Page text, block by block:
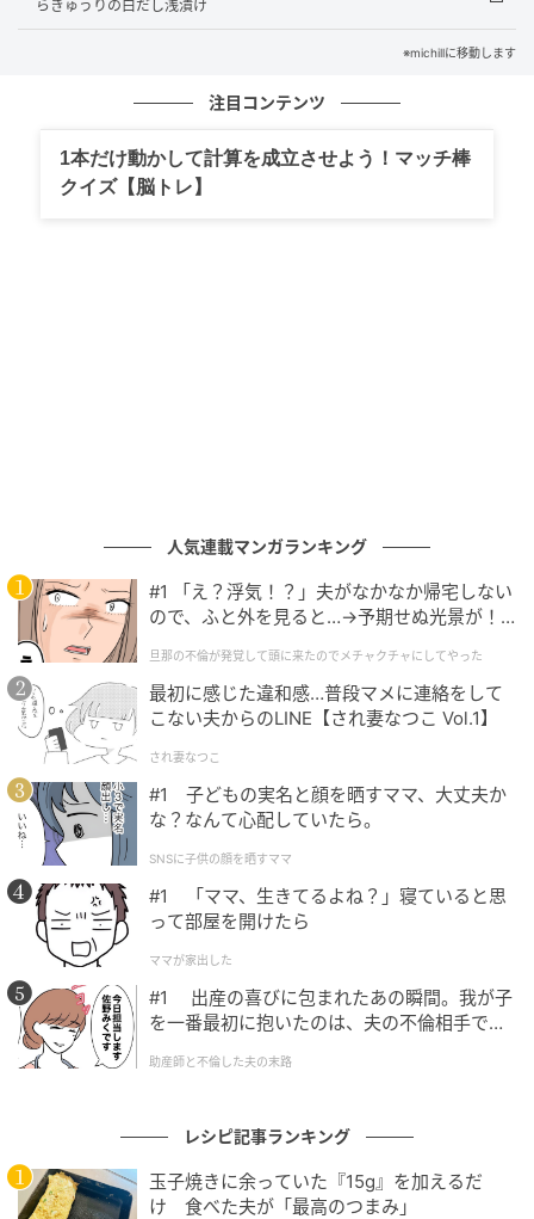
意識すると、毎日の食卓が楽しくなります。
今回ご紹介する『叩ききゅうりの塩昆布和え』は、叩
だけで完成するお助けレシピです。
ごま油 大さじ1
白いりごま 小さじ1
叩ききゅうりの塩昆布和えの作り方
① きゅうりは両端を落とし、板ずりをしてさっと洗い
流します。
らきゅうりの白だし浅漬け
※michillに移動します
注目コンテンツ
1本だけ動かして計算を成立させよう！マッチ棒
クイズ【脳トレ】
人気連載マンガランキング
#1 「え？浮気！？」夫がなかなか帰宅しない
ので、ふと外を見ると…→予期せぬ光景が！
クチャにしてやった
旦那の不倫が発覚して頭に来たのでメチャクチャにしてやった
最初に感じた違和感…普段マメに連絡をして
こない夫からのLINE【され妻なつこ Vol.1】
され妻なつこ
#1 子どもの実名と顔を晒すママ、大丈夫か
な？なんて心配していたら。
SNSに子供の顔を晒すママ
#1 「ママ、生きてるよね？」寝ていると思
って部屋を開けたら
ママが家出した
#1 出産の喜びに包まれたあの瞬間。我が子
を一番最初に抱いたのは、夫の不倫相手でし
助産師と不倫した夫の末路
レシピ記事ランキング
玉子焼きに余っていた『15g』を加えるだ
け 食べた夫が「最高のつまみ」